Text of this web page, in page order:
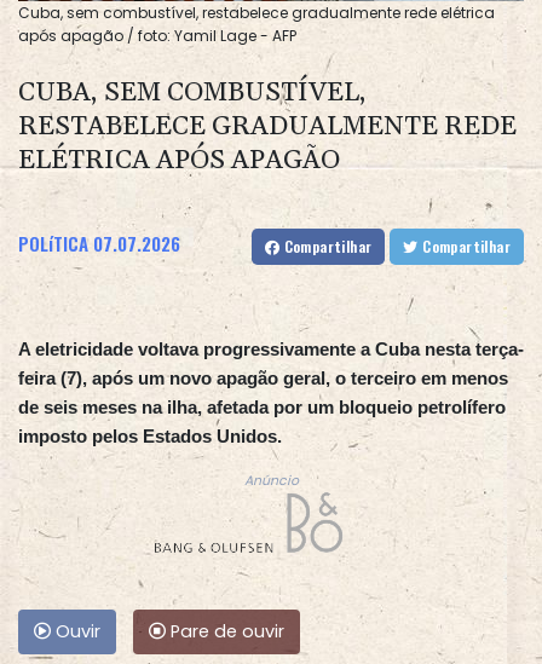
Cuba, sem combustível, restabelece gradualmente rede elétrica
após apagão / foto: Yamil Lage - AFP
CUBA, SEM COMBUSTÍVEL,
RESTABELECE GRADUALMENTE REDE
ELÉTRICA APÓS APAGÃO
POLíTICA 07.07.2026 Compartilhar Compartilhar
A eletricidade voltava progressivamente a Cuba nesta terça-
feira (7), após um novo apagão geral, o terceiro em menos
de seis meses na ilha, afetada por um bloqueio petrolífero
imposto pelos Estados Unidos.
Anúncio
Ouvir Pare de ouvir